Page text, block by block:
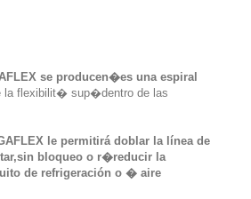
se producen�es una espiral
la flexibilit� sup�dentro de las
le permitirá doblar la línea de
bloqueo o r�reducir la
de refrigeración o � aire